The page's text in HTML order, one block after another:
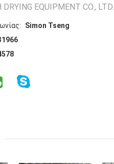
DRYING EQUIPMENT CO., LTD.
Simon Tseng